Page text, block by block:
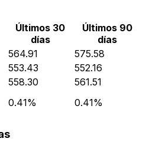
Últimos 30
días
Últimos 90
días
564.91
575.58
553.43
552.16
558.30
561.51
0.41% 0.41%